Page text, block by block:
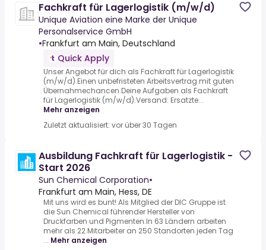
Fachkraft für Lagerlogistik (m/w/d)
Unique Aviation eine Marke der Unique
Personalservice GmbH
•Frankfurt am Main, Deutschland
Quick Apply
Unser Angebot für dich als Fachkraft für Lagerlogistik
(m/w/d).Einen unbefristeten Arbeitsvertrag mit guten
Übernahmechancen.Deine Aufgaben als Fachkraft
für Lagerlogistik (m/w/d).Versand: Ersatzte...
Mehr anzeigen
Zuletzt aktualisiert: vor über 30 Tagen
Ausbildung Fachkraft für Lagerlogistik -
Start 2026
Sun Chemical Corporation•
Frankfurt am Main, Hess, DE
Mit uns wird es bunt! Als Mitglied der DIC Gruppe ist
die Sun Chemical führender Hersteller von
Druckfarben und Pigmenten.In 63 Ländern arbeiten
mehr als 22.Mitarbeiter an 250 Standorten jeden Tag
... Mehr anzeigen